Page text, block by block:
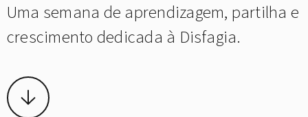
Uma semana de aprendizagem, partilha e
crescimento dedicada à Disfagia.